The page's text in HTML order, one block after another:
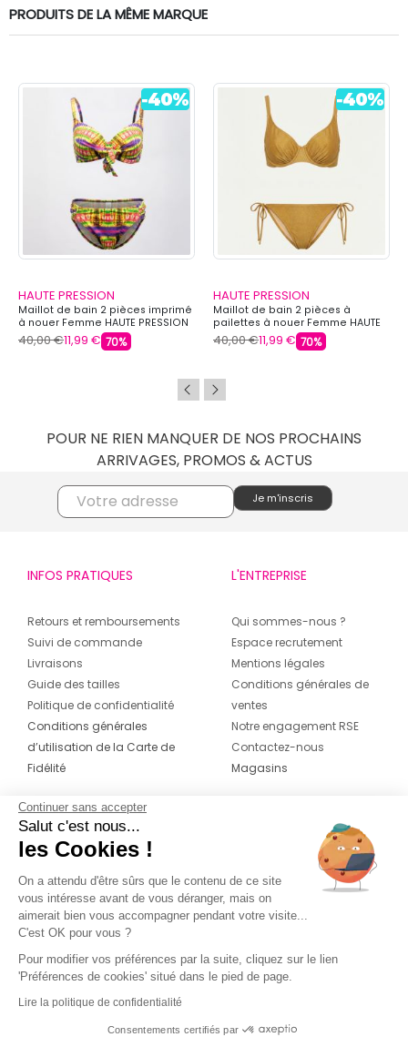
PRODUITS DE LA MÊME MARQUE
HAUTE PRESSION
Maillot de bain 2 pièces imprimé
à nouer Femme HAUTE PRESSION
40,00 €11,99 € 70%
HAUTE PRESSION
Maillot de bain 2 pièces à
pailettes à nouer Femme HAUTE
PRESSION
40,00 €11,99 € 70%
POUR NE RIEN MANQUER DE NOS PROCHAINS
ARRIVAGES, PROMOS & ACTUS
INFOS PRATIQUES
Retours et remboursements
Suivi de commande
Livraisons
Guide des tailles
Politique de confidentialité
Conditions générales
d’utilisation de la Carte de
Fidélité
L'ENTREPRISE
Qui sommes-nous ?
Espace recrutement
Mentions légales
Conditions générales de
ventes
Notre engagement RSE
Contactez-nous
Magasins
CONTACT
04 42 20 78 42
Du lundi au jeudi de 8h30 à 16h30 & le
vendredi de 8h30 à 15h30
Continuer sans accepter
Salut c'est nous...
les Cookies !
On a attendu d'être sûrs que le contenu de ce site
vous intéresse avant de vous déranger, mais on
aimerait bien vous accompagner pendant votre visite...
C'est OK pour vous ?
Pour modifier vos préférences par la suite, cliquez sur le lien
'Préférences de cookies' situé dans le pied de page.
Lire la politique de confidentialité
Consentements certifiés par